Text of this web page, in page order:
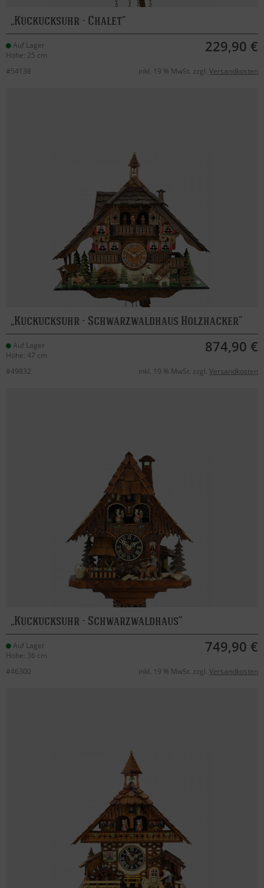
Kuckucksuhr - Chalet
Auf Lager
Höhe: 25 cm
229,90 €
#54138 inkl. 19 % MwSt. zzgl. Versandkosten
Kuckucksuhr - Schwarzwaldhaus Holzhacker
Auf Lager
Höhe: 47 cm
874,90 €
#49832 inkl. 19 % MwSt. zzgl. Versandkosten
Kuckucksuhr - Schwarzwaldhaus
Auf Lager
Höhe: 36 cm
749,90 €
#46300 inkl. 19 % MwSt. zzgl. Versandkosten